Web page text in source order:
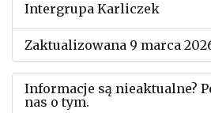
Intergrupa Karliczek
Zaktualizowana 9 marca
Informacje są nieaktualne?
nas o tym.